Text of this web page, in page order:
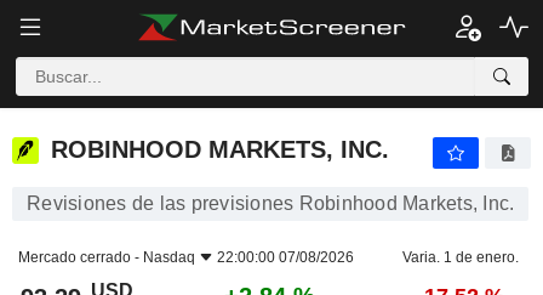
ROBINHOOD MARKETS, INC.
ROBINHOOD MARKETS, INC.
Revisiones de las previsiones Robinhood Markets, Inc.
Mercado cerrado - Nasdaq 22:00:00 07/08/2026 Varia. 1 de enero.
USD